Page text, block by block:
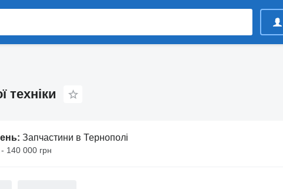
техніки
Запчастини в Тернополі
140 000 грн